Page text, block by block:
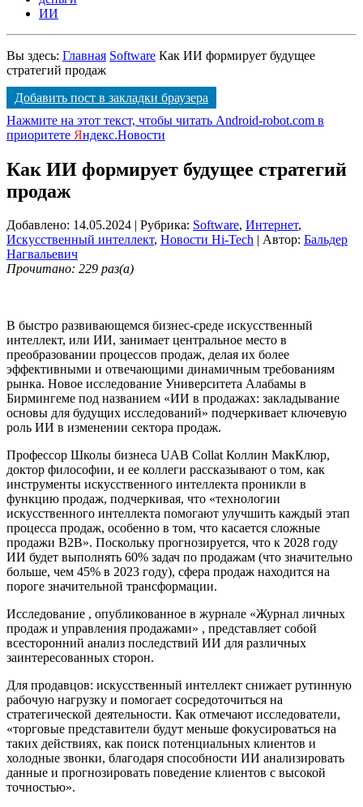
ИИ
Вы здесь: Главная Software Как ИИ формирует будущее
стратегий продаж
Добавить пост в закладки браузера
Нажмите на этот текст, чтобы читать Android-robot.com в
приоритете Яндекс.Новости
Как ИИ формирует будущее стратегий
продаж
Добавлено: 14.05.2024 | Рубрика: Software, Интернет,
Искусственный интеллект, Новости Hi-Tech | Автор: Бальдер
Нагвальевич
Прочитано: 229 раз(а)
В быстро развивающемся бизнес-среде искусственный
интеллект, или ИИ, занимает центральное место в
преобразовании процессов продаж, делая их более
эффективными и отвечающими динамичным требованиям
рынка. Новое исследование Университета Алабамы в
Бирмингеме под названием «ИИ в продажах: закладывание
основы для будущих исследований» подчеркивает ключевую
роль ИИ в изменении сектора продаж.
Профессор Школы бизнеса UAB Collat ​​Коллин МакКлюр,
доктор философии, и ее коллеги рассказывают о том, как
инструменты искусственного интеллекта проникли в
функцию продаж, подчеркивая, что «технологии
искусственного интеллекта помогают улучшить каждый этап
процесса продаж, особенно в том, что касается сложные
продажи B2B». Поскольку прогнозируется, что к 2028 году
ИИ будет выполнять 60% задач по продажам (что значительно
больше, чем 45% в 2023 году), сфера продаж находится на
пороге значительной трансформации.
Исследование , опубликованное в журнале «Журнал личных
продаж и управления продажами» , представляет собой
всесторонний анализ последствий ИИ для различных
заинтересованных сторон.
Для продавцов: искусственный интеллект снижает рутинную
рабочую нагрузку и помогает сосредоточиться на
стратегической деятельности. Как отмечают исследователи,
«торговые представители будут меньше фокусироваться на
таких действиях, как поиск потенциальных клиентов и
холодные звонки, благодаря способности ИИ анализировать
данные и прогнозировать поведение клиентов с высокой
точностью».